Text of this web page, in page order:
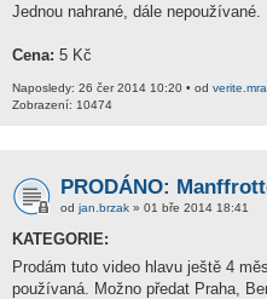
Jednou nahrané, dále nepoužívané.
Cena: 5 Kč
Naposledy: 26 čer 2014 10:20 • od
Zobrazení: 10474
PRODÁNO:
od jan.brzak » 01 bře 2014 18:41
KATEGORIE:
Prodám tuto video hlavu ještě 4
používaná. Možno předat Praha,